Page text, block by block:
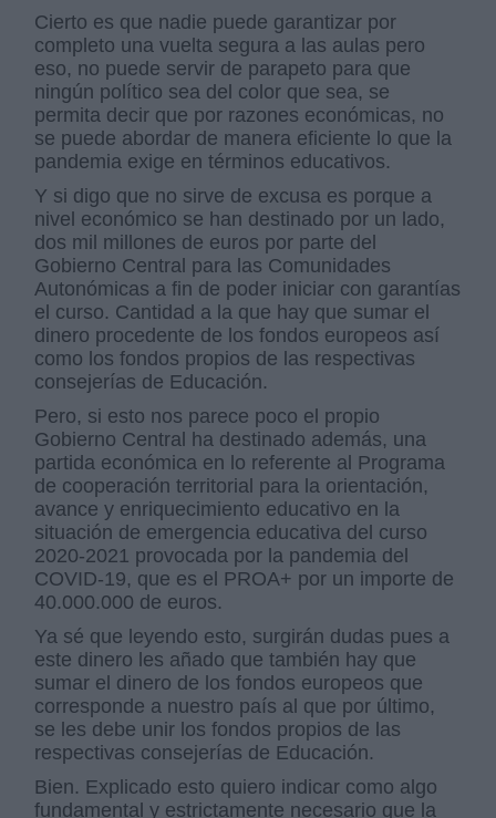
Cierto es que nadie puede garantizar por
completo una vuelta segura a las aulas pero
eso, no puede servir de parapeto para que
ningún político sea del color que sea, se
permita decir que por razones económicas, no
se puede abordar de manera eficiente lo que la
pandemia exige en términos educativos.
Y si digo que no sirve de excusa es porque a
nivel económico se han destinado por un lado,
dos mil millones de euros por parte del
Gobierno Central para las Comunidades
Autonómicas a fin de poder iniciar con garantías
el curso. Cantidad a la que hay que sumar el
dinero procedente de los fondos europeos así
como los fondos propios de las respectivas
consejerías de Educación.
Pero, si esto nos parece poco el propio
Gobierno Central ha destinado además, una
partida económica en lo referente al Programa
de cooperación territorial para la orientación,
avance y enriquecimiento educativo en la
situación de emergencia educativa del curso
2020-2021 provocada por la pandemia del
COVID-19, que es el PROA+ por un importe de
40.000.000 de euros.
Ya sé que leyendo esto, surgirán dudas pues a
este dinero les añado que también hay que
sumar el dinero de los fondos europeos que
corresponde a nuestro país al que por último,
se les debe unir los fondos propios de las
respectivas consejerías de Educación.
Bien. Explicado esto quiero indicar como algo
fundamental y estrictamente necesario que la